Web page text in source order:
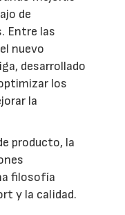
de
Entre las
nuevo
desarrollado
los
la
producto, la
filosofía
y la calidad.